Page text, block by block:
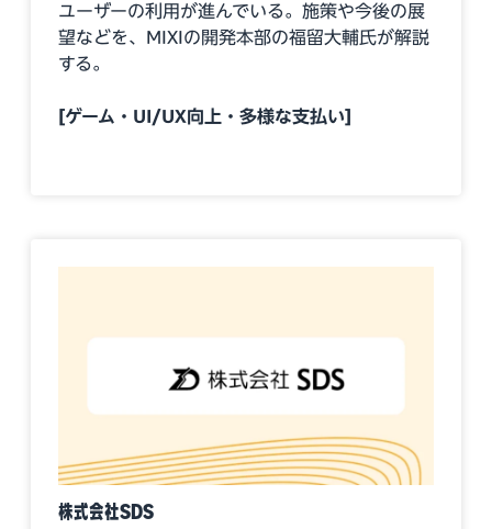
ユーザーの利用が進んでいる。施策や今後の展
望などを、MIXIの開発本部の福留大輔氏が解説
する。
[ゲーム・UI/UX向上・多様な支払い]
株式会社SDS